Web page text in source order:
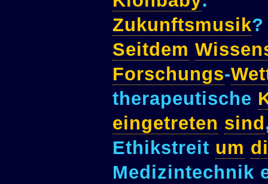
Zukunftsmusik?
Seitdem
Forschungs-
therapeutische
eingetreten sind
Ethikstreit um
Medizintechnik